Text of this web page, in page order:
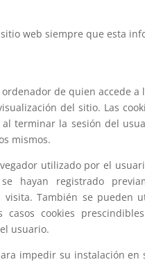
web siempre que esta
de quien accede a
del sitio. Las
terminar la sesión del
mismos.
utilizado por el
hayan registrado
visita. También se pueden
cookies
usuario.
impedir su instalación en